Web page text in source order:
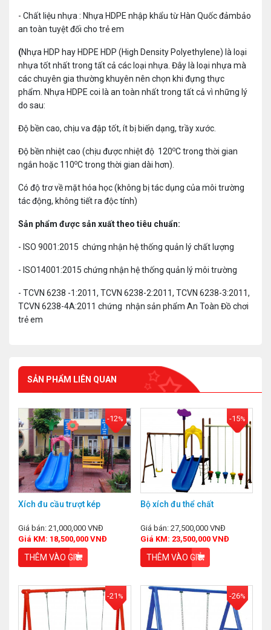
- Chất liệu nhựa : Nhựa HDPE nhập khẩu từ Hàn Quốc đảmbảo
an toàn tuyệt đối cho trẻ em
(Nhựa HDP hay HDPE HDP (High Density Polyethylene) là loại
nhựa tốt nhất trong tất cả các loại nhựa. Đây là loại nhựa mà
các chuyên gia thường khuyên nên chọn khi đựng thực
phẩm. Nhựa HDPE coi là an toàn nhất trong tất cả vì những lý
do sau:
Độ bền cao, chịu va đập tốt, ít bị biến dạng, trầy xước.
Độ bền nhiệt cao (chịu được nhiệt độ 120oC trong thời gian
ngắn hoặc 110oC trong thời gian dài hơn).
Có độ trơ về mặt hóa học (không bị tác dụng của môi trường
tác động, không tiết ra độc tính)
Sản phẩm được sản xuất theo tiêu chuẩn:
- ISO 9001:2015 chứng nhận hệ thống quản lý chất lượng
- ISO14001:2015 chứng nhận hệ thống quản lý môi trường
- TCVN 6238 -1:2011, TCVN 6238-2:2011, TCVN 6238-3:2011,
TCVN 6238-4A:2011 chứng nhận sản phẩm An Toàn Đồ chơi
trẻ em
SẢN PHẨM LIÊN QUAN
-12%
Xích đu cầu trượt kép
Giá bán: 21,000,000 VNĐ
Giá KM: 18,500,000 VNĐ
THÊM VÀO GIỎ
-15%
Bộ xích đu thể chất
Giá bán: 27,500,000 VNĐ
Giá KM: 23,500,000 VNĐ
THÊM VÀO GIỎ
-21 % -26%